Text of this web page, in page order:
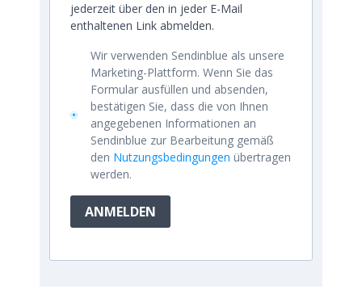
jederzeit über den in jeder E-Mail
enthaltenen Link abmelden.
Wir verwenden Sendinblue als unsere
Marketing-Plattform. Wenn Sie das
Formular ausfüllen und absenden,
bestätigen Sie, dass die von Ihnen
angegebenen Informationen an
Sendinblue zur Bearbeitung gemäß
den Nutzungsbedingungen übertragen
werden.
ANMELDEN